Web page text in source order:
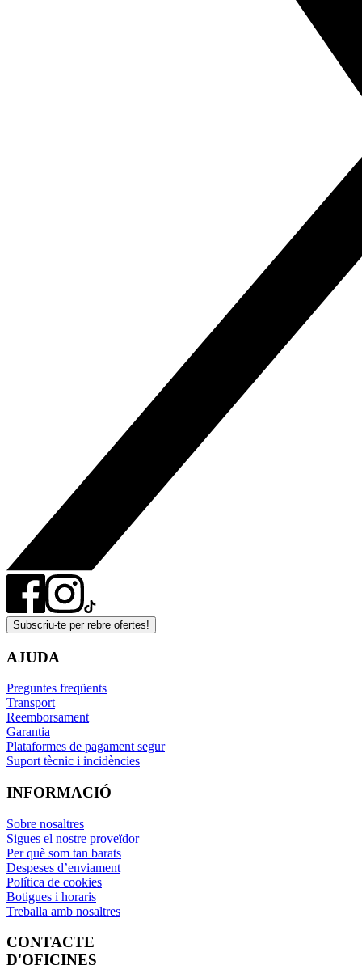
Subscriu-te per rebre ofertes!
AJUDA
Preguntes freqüents
Transport
Reemborsament
Garantia
Plataformes de pagament segur
Suport tècnic i incidències
INFORMACIÓ
Sobre nosaltres
Sigues el nostre proveïdor
Per què som tan barats
Despeses d’enviament
Política de cookies
Botigues i horaris
Treballa amb nosaltres
CONTACTE
D'OFICINES